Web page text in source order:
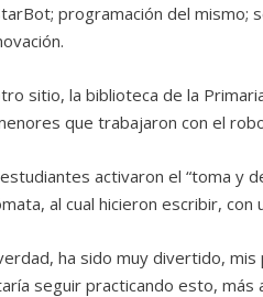
programación del mismo;
sitio, la biblioteca de la
que trabajaron con el
activaron el “toma y
al cual hicieron escribir, con
ha sido muy divertido,
seguir practicando esto, más